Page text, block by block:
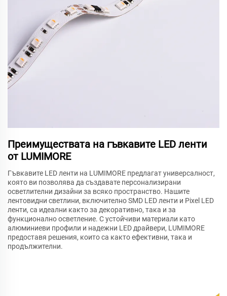
Преимуществата на гъвкавите LED ленти
от LUMIMORE
Гъвкавите LED ленти на LUMIMORE предлагат универсалност,
която ви позволява да създавате персонализирани
осветлителни дизайни за всяко пространство. Нашите
лентовидни светлини, включително SMD LED ленти и Pixel LED
ленти, са идеални както за декоративно, така и за
функционално осветление. С устойчиви материали като
алюминиеви профили и надежни LED драйвери, LUMIMORE
предоставя решения, които са както ефективни, така и
продължителни.